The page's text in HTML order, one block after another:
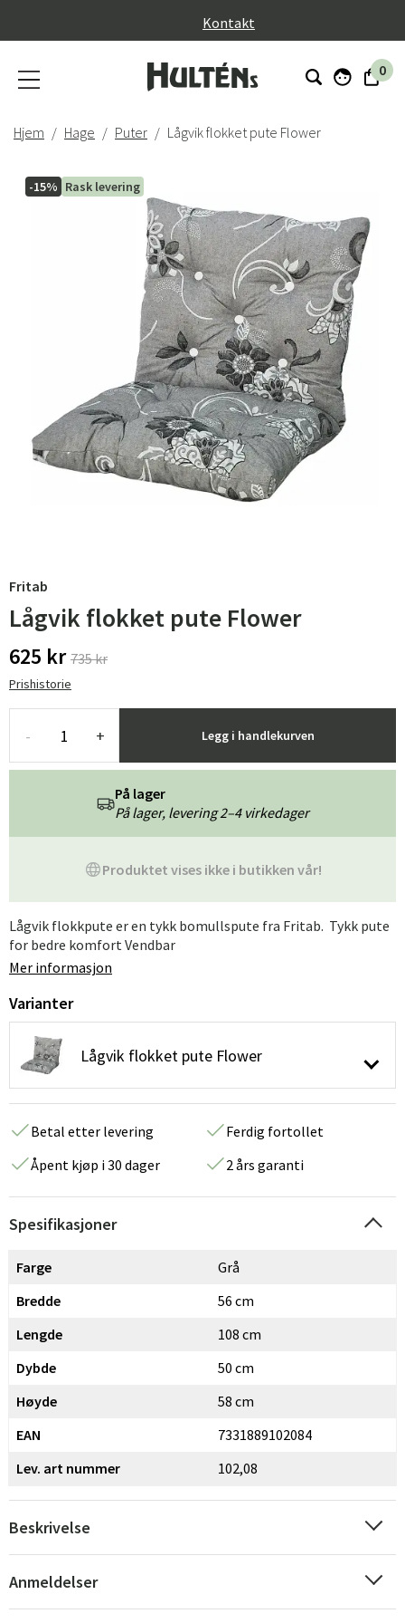
Kontakt
0
Hjem Hage Puter Lågvik flokket pute Flower
-15% Rask levering
Fritab
Lågvik flokket pute Flower
625 kr 735 kr
Prishistorie
- + Legg i handlekurven
Produktet vises ikke i butikken vår!
På lager
På lager, levering 2–4 virkedager
Lågvik flokkpute er en tykk bomullspute fra Fritab. Tykk pute
for bedre komfort Vendbar
Mer informasjon
Varianter
Lågvik flokket pute Flower
Betal etter levering
Ferdig fortollet
Åpent kjøp i 30 dager
2 års garanti
Spesifikasjoner
Farge
Grå
Bredde
56 cm
Lengde
108 cm
Dybde
50 cm
Høyde
58 cm
EAN
7331889102084
Lev. art nummer
102,08
Beskrivelse
Anmeldelser